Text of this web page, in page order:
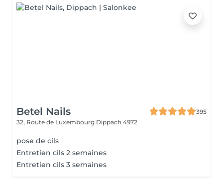
Betel Nails
395
32, Route de Luxembourg Dippach 4972
pose de cils
Entretien cils 2 semaines
Entretien cils 3 semaines